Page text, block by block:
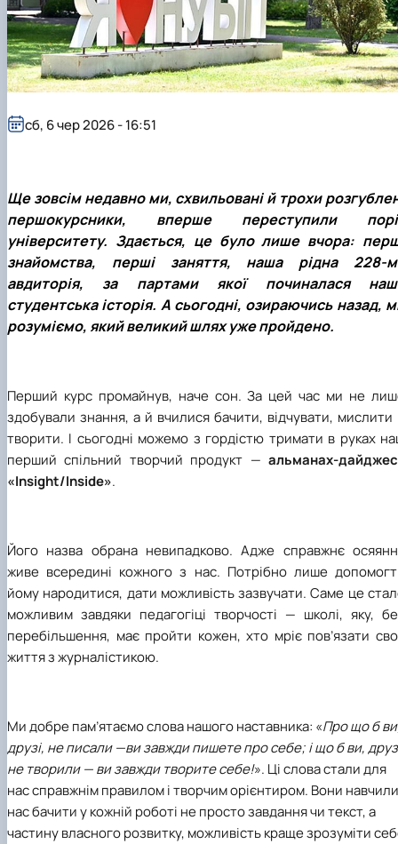
Ще зовсім недавно ми, схвильовані й трохи
першокурсники, вперше переступили
університету. Здається, це було лише вчора:
знайомства, перші заняття, наша рідна 228-
авдиторія, за партами якої починалася
студентська історія. А сьогодні, озираючись назад,
розуміємо, який великий шлях уже пройдено.
Перший курс промайнув, наче сон. За цей час ми не
здобували знання, а й вчилися бачити, відчувати, мислити
творити. І сьогодні можемо з гордістю тримати в руках
перший спільний творчий продукт —альманах-
«Insight/Inside».
Його назва обрана невипадково. Адже справжнє
живе всередині кожного з нас. Потрібно лише
йому народитися, дати можливість зазвучати. Саме це
можливим завдяки педагогіці творчості — школі, яку,
перебільшення, має пройти кожен, хто мріє пов’язати
життя з журналістикою.
Ми добре пам’ятаємо слова нашого наставника: «Про що б
друзі, не писали—ви завжди пишете про себе; іщо б ви,
не творили—ви завжди творите себе!». Ці слова стали для
нас справжнім правилом і творчим орієнтиром. Вони навчили
нас бачитиукожній роботі не просто завдання чи текст, а
частину власного розвитку, можливість краще зрозуміти
сб, 6 чер 2026 - 16:51